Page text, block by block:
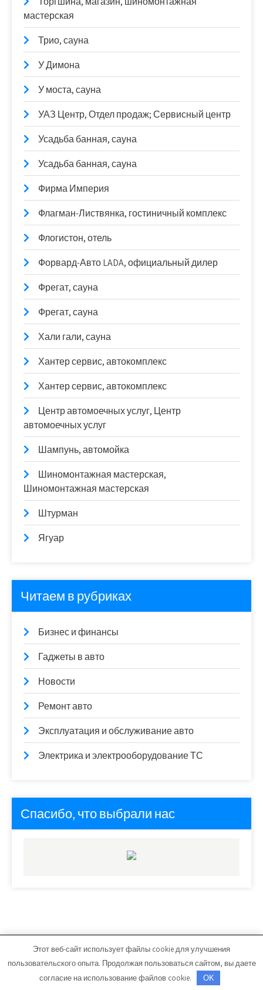
мастерская
Трио, сауна
У Димона
У моста, сауна
УАЗ Центр, Отдел продаж; Сервисный центр
Усадьба банная, сауна
Усадьба банная, сауна
Фирма Империя
Флагман-Листвянка, гостиничный комплекс
Флогистон, отель
Форвард-Авто LADA, официальный дилер
Фрегат, сауна
Фрегат, сауна
Хали гали, сауна
Хантер сервис, автокомплекс
Хантер сервис, автокомплекс
Центр автомоечных услуг, Центр
автомоечных услуг
Шампунь, автомойка
Шиномонтажная мастерская,
Шиномонтажная мастерская
Штурман
Ягуар
Читаем в рубриках
Бизнес и финансы
Гаджеты в авто
Новости
Ремонт авто
Эксплуатация и обслуживание авто
Электрика и электрооборудование ТС
Спасибо, что выбрали нас
vseelectro.ru - Работает на WordPress
Тема от Grace Themes
Этот веб-сайт использует файлы cookie для улучшения
пользовательского опыта. Продолжая пользоваться сайтом, вы даете
согласие на использование файлов cookie.
OK